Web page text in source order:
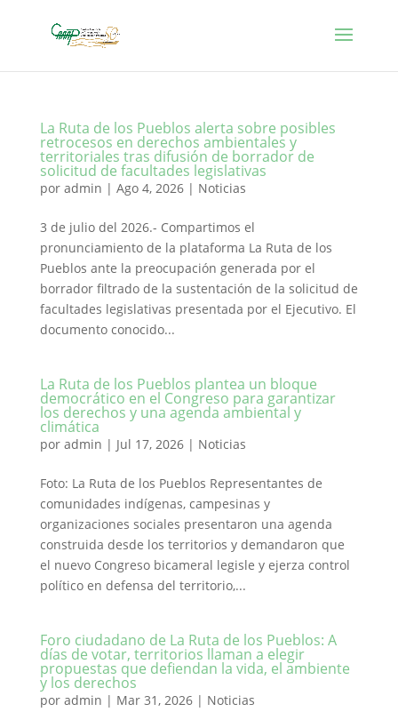
La Ruta de los Pueblos alerta sobre posibles
retrocesos en derechos ambientales y
territoriales tras difusión de borrador de
solicitud de facultades legislativas
por admin | Ago 4, 2026| Noticias
3 de julio del 2026.- Compartimos el
pronunciamiento de la plataforma La Ruta de los
Pueblos ante la preocupación generada por el
borrador filtrado de la sustentación de la solicitud de
facultades legislativas presentada por el Ejecutivo. El
documento conocido...
La Ruta de los Pueblos plantea un bloque
democrático en el Congreso para garantizar
los derechos y una agenda ambiental y
climática
por admin | Jul 17, 2026| Noticias
Foto: La Ruta de los Pueblos Representantes de
comunidades indígenas, campesinas y
organizaciones sociales presentaron una agenda
construida desde los territorios y demandaron que
el nuevo Congreso bicameral legisle y ejerza control
político en defensa del territorio,...
Foro ciudadano de La Ruta de los Pueblos: A
días de votar, territorios llaman a elegir
propuestas que defiendan la vida, el ambiente
y los derechos
por admin | Mar 31, 2026| Noticias